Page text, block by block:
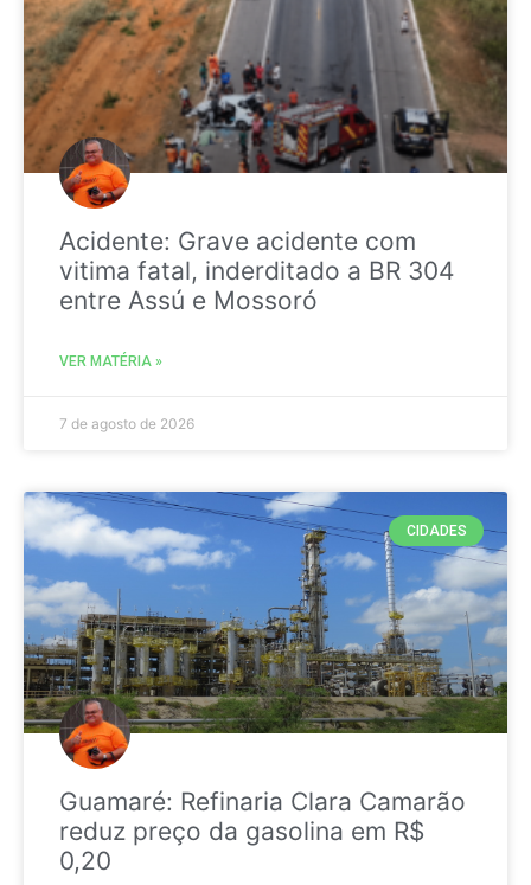
Acidente: Grave acidente com
vitima fatal, inderditado a BR 304
entre Assú e Mossoró
VER MATÉRIA »
7 de agosto de 2026
CIDADES
Guamaré: Refinaria Clara Camarão
reduz preço da gasolina em R$
0,20